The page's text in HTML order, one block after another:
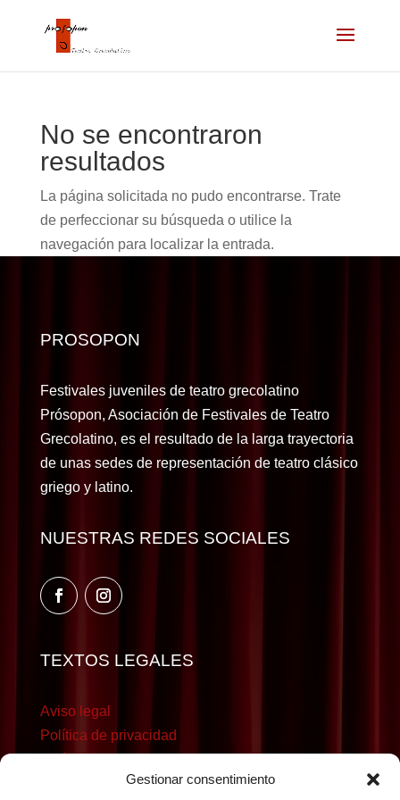
Gestionar consentimiento
No se encontraron
resultados
La página solicitada no pudo encontrarse. Trate
de perfeccionar su búsqueda o utilice la
navegación para localizar la entrada.
PROSOPON
Festivales juveniles de teatro grecolatino
Prósopon, Asociación de Festivales de Teatro
Grecolatino, es el resultado de la larga trayectoria
de unas sedes de representación de teatro clásico
griego y latino.
NUESTRAS REDES SOCIALES
TEXTOS LEGALES
Aviso legal
Política de privacidad